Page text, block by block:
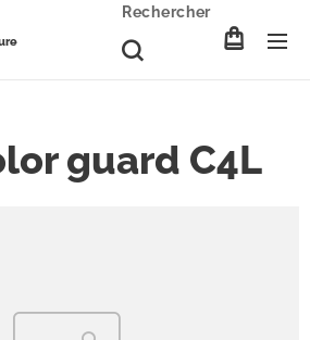
Rechercher
guard C4L